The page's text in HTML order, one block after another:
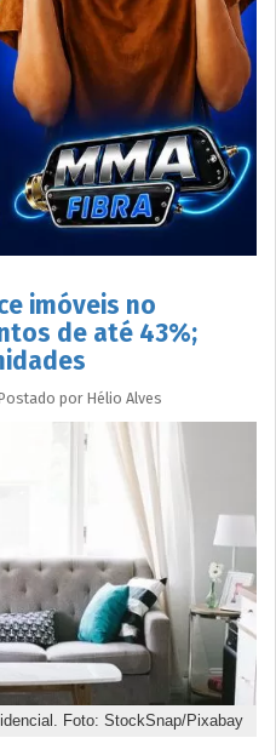
imóveis no
de até 43%;
porHélio Alves
Foto: StockSnap/Pixabay